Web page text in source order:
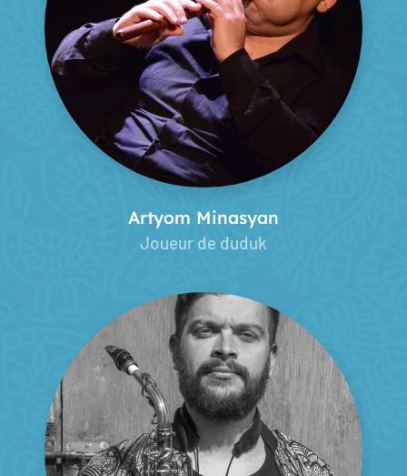
Artyom Minasyan
Joueur de duduk